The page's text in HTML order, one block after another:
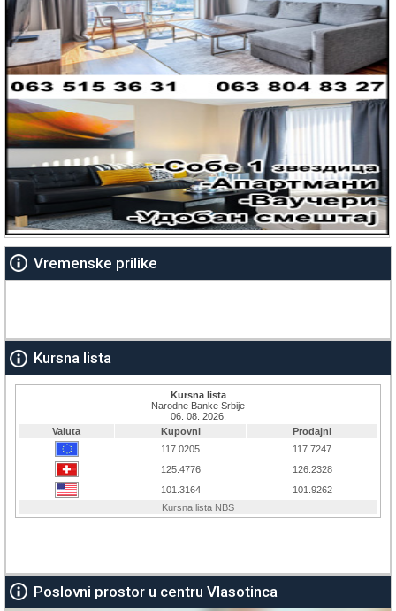
Vremenske prilike
Kursna lista
Poslovni prostor u centru Vlasotinca